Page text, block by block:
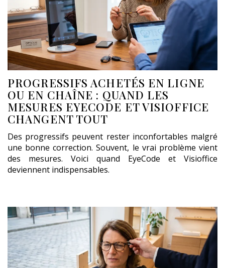
PROGRESSIFS ACHETÉS EN LIGNE
OU EN CHAÎNE : QUAND LES
MESURES EYECODE ET VISIOFFICE
CHANGENT TOUT
Des progressifs peuvent rester inconfortables malgré
une bonne correction. Souvent, le vrai problème vient
des mesures. Voici quand EyeCode et Visioffice
deviennent indispensables.